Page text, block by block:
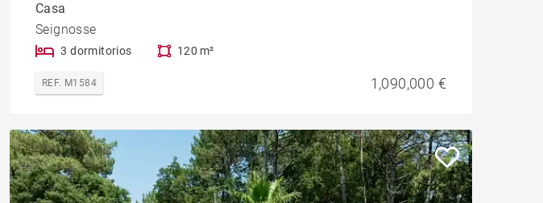
Casa
Seignosse
3 dormitorios 120 m²
REF. M1584 1,090,000 €